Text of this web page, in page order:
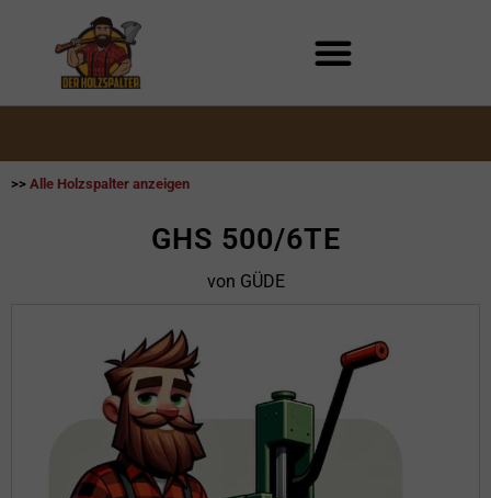
>> Alle Holzspalter anzeigen
GHS 500/6TE
von GÜDE